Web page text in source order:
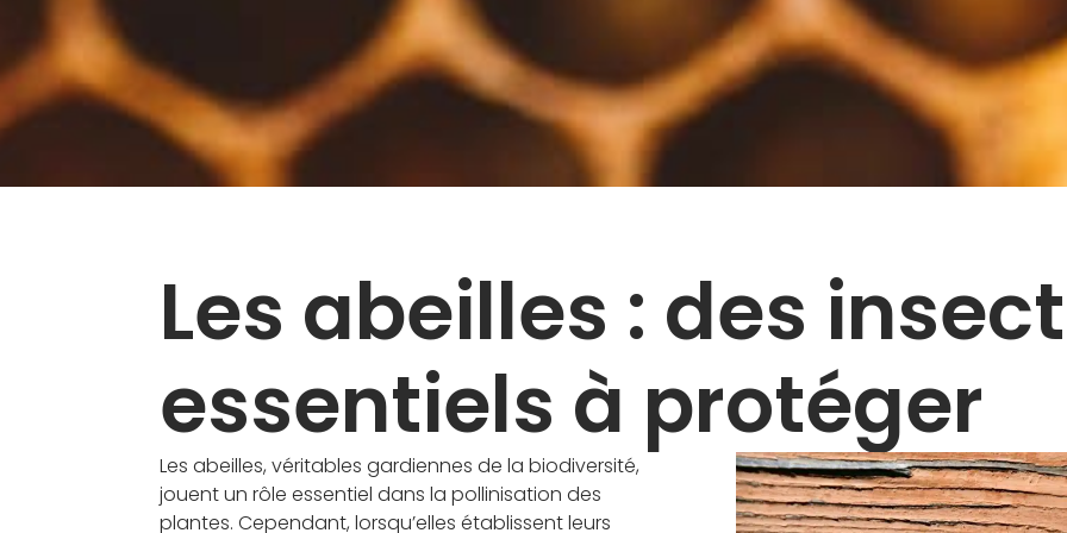
Les abeilles : des
essentiels à protéger
Les abeilles, véritables gardiennes de la biodiversité,
jouent un rôle essentiel dans la pollinisation des
plantes. Cependant, lorsqu’elles établissent leurs